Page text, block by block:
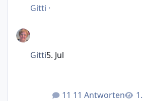
Gitti ·
11 Antworten
Gitti5. Jul